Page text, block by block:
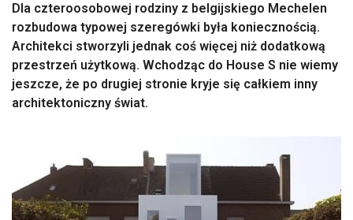
Dla czteroosobowej rodziny z belgijskiego Mechelen
rozbudowa typowej szeregówki była koniecznością.
Architekci stworzyli jednak coś więcej niż dodatkową
przestrzeń użytkową. Wchodząc do House S nie wiemy
jeszcze, że po drugiej stronie kryje się całkiem inny
architektoniczny świat.